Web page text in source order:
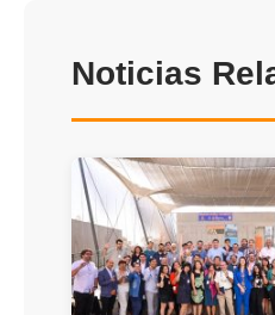
Noticias